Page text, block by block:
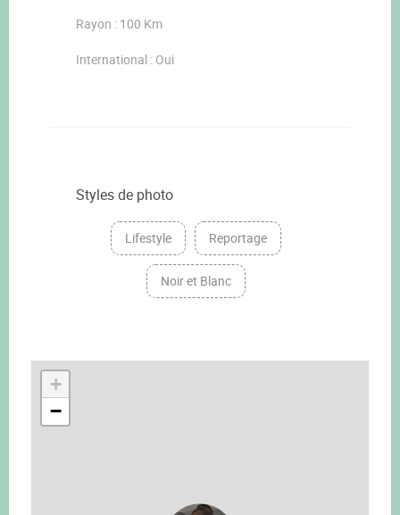
Rayon : 100 Km
International : Oui
Styles de photo
Lifestyle Reportage
Noir et Blanc
+
−